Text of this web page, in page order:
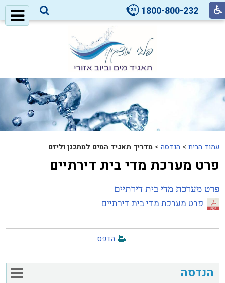
1800-800-232
הנדסה
עמוד הבית > הנדסה > מדריך תאגיד המים למתכנן וליזם
פרט מערכת מדי בית דירתיים
פרט מערכת מדי בית דירתיים
פרט מערכת מדי בית דירתיים
הדפס